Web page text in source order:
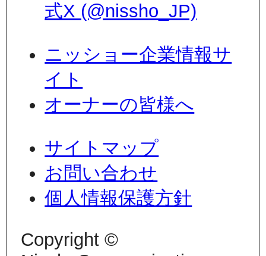
式X (@nissho_JP)
ニッショー企業情報サ
イト
オーナーの皆様へ
サイトマップ
お問い合わせ
個人情報保護方針
Copyright ©